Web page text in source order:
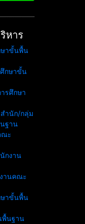
หาร
ษาขั้นพื้น
กษาขั้น
รศึกษา
ำนัก/กลุ่ม
ฐาน
ณะ
กงาน
านคณะ
ษาขั้นพื้น
พื้นฐาน